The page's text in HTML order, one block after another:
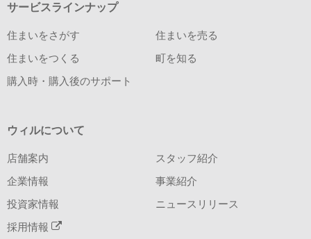
サービスラインナップ
住まいをさがす 住まいを売る
住まいをつくる 町を知る
購入時・購入後のサポート
ウィルについて
店舗案内 スタッフ紹介
企業情報 事業紹介
投資家情報 ニュースリリース
採用情報